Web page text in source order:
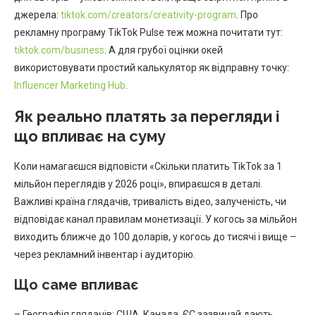
джерела: tiktok.com/creators/creativity-program . Про
рекламну програму TikTok Pulse теж можна почитати тут:
tiktok.com/business . А для грубої оцінки окей
використовувати простий калькулятор як відправну точку:
Influencer Marketing Hub
Як реально платять за перегляди і
що впливає на суму
Коли намагаєшся відповісти «Скільки платить TikTok за 1
мільйон переглядів у 2026 році», впираєшся в деталі.
Важливі країна глядачів, тривалість відео, залученість, чи
відповідає канал правилам монетизації. У когось за мільйон
виходить ближче до 100 доларів, у когось до тисячі і вище –
через рекламний інвентар і аудиторію.
Що саме впливає